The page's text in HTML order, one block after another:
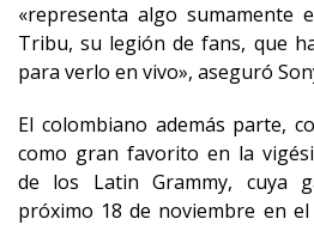
«representa algo sumamente
Tribu, su legión de fans, que
para verlo en vivo», aseguró
El colombiano además parte,
como gran favorito en la
de los Latin Grammy, cuya
próximo 18 de noviembre en el